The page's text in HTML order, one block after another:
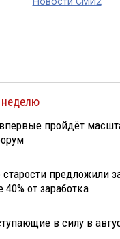
неделю
пройдёт
предложили
от заработка
в силу в